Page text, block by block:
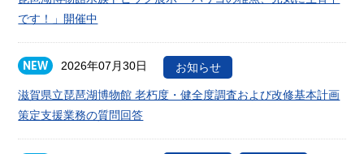
です！」開催中
2026年07月30日 お知らせ
滋賀県立琵琶湖博物館 老朽度・健全度調査および改修基本計画
策定支援業務の質問回答